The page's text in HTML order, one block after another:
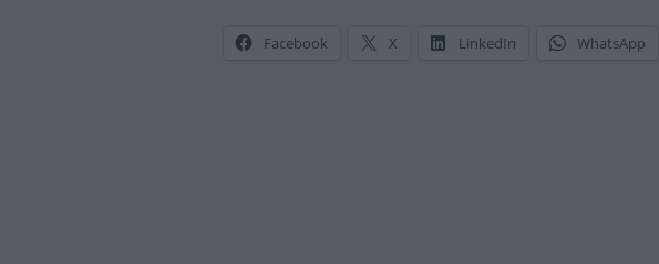
Facebook X LinkedIn WhatsApp